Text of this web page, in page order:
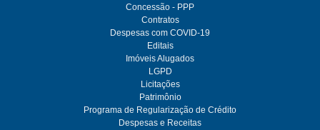
Concessão - PPP
Contratos
Despesas com COVID-19
Editais
Imóveis Alugados
LGPD
Licitações
Patrimônio
Programa de Regularização de Crédito
Despesas e Receitas